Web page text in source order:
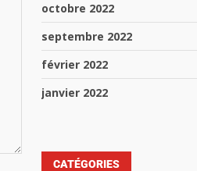
octobre 2022
septembre 2022
février 2022
janvier 2022
CATÉGORIES